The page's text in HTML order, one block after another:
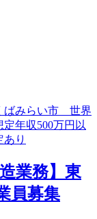
業務】東
員募集